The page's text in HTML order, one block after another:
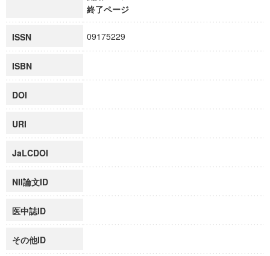
終了ページ
ISSN 09175229
ISBN
DOI
URI
JaLCDOI
NII論文ID
医中誌ID
その他ID